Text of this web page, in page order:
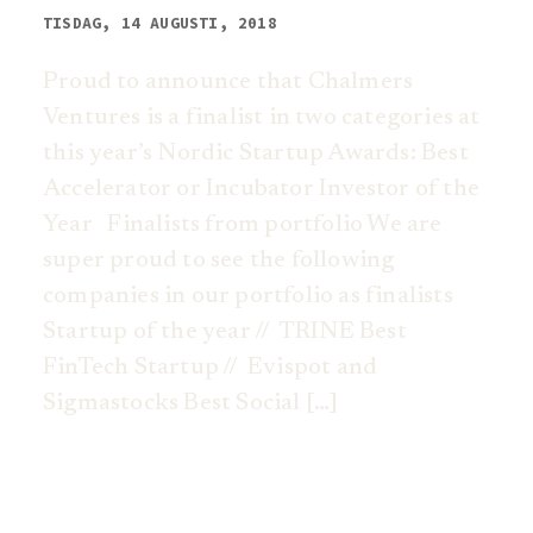
TISDAG, 14 AUGUSTI, 2018
Proud to announce that Chalmers
Ventures is a finalist in two categories at
this year’s Nordic Startup Awards: Best
Accelerator or Incubator Investor of the
Year Finalists from portfolio We are
super proud to see the following
companies in our portfolio as finalists
Startup of the year // TRINE Best
FinTech Startup // Evispot and
Sigmastocks Best Social […]